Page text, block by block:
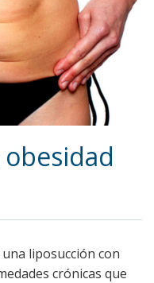
liposucción con
crónicas que